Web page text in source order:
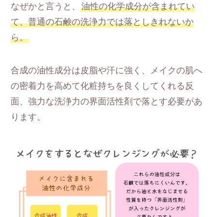
なぜかと言うと、油性の化学成分が含まれてい
て、普通の石鹸の洗浄力では落としきれないか
ら。
合成の油性成分は皮脂や汗に強く、メイクの肌へ
の密着力を高めて化粧持ちを良くしてくれる反
面、強力な洗浄力の界面活性剤で落とす必要があ
ります。